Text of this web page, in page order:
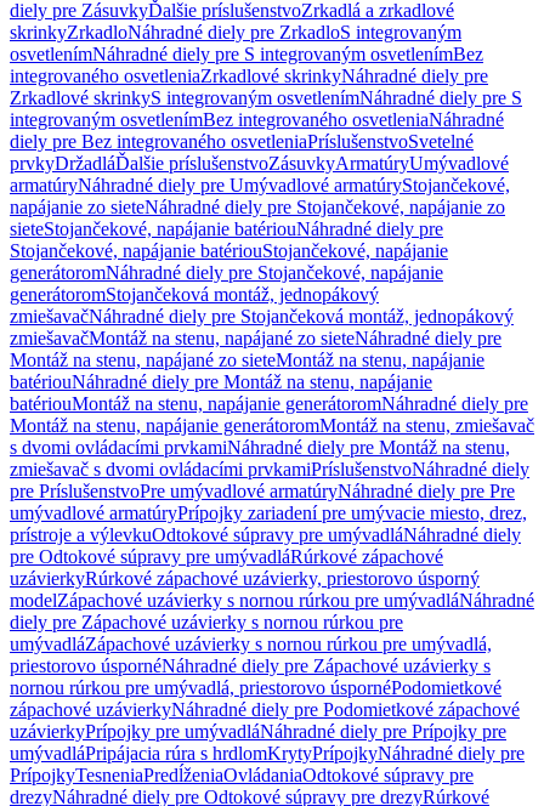
diely pre ZásuvkyĎalšie príslušenstvoZrkadlá a zrkadlové
skrinkyZrkadloNáhradné diely pre ZrkadloS integrovaným
osvetlenímNáhradné diely pre S integrovaným osvetlenímBez
integrovaného osvetleniaZrkadlové skrinkyNáhradné diely pre
Zrkadlové skrinkyS integrovaným osvetlenímNáhradné diely pre S
integrovaným osvetlenímBez integrovaného osvetleniaNáhradné
diely pre Bez integrovaného osvetleniaPríslušenstvoSvetelné
prvkyDržadláĎalšie príslušenstvoZásuvkyArmatúryUmývadlové
armatúryNáhradné diely pre Umývadlové armatúryStojančekové,
napájanie zo sieteNáhradné diely pre Stojančekové, napájanie zo
sieteStojančekové, napájanie batériouNáhradné diely pre
Stojančekové, napájanie batériouStojančekové, napájanie
generátoromNáhradné diely pre Stojančekové, napájanie
generátoromStojančeková montáž, jednopákový
zmiešavačNáhradné diely pre Stojančeková montáž, jednopákový
zmiešavačMontáž na stenu, napájané zo sieteNáhradné diely pre
Montáž na stenu, napájané zo sieteMontáž na stenu, napájanie
batériouNáhradné diely pre Montáž na stenu, napájanie
batériouMontáž na stenu, napájanie generátoromNáhradné diely pre
Montáž na stenu, napájanie generátoromMontáž na stenu, zmiešavač
s dvomi ovládacími prvkamiNáhradné diely pre Montáž na stenu,
zmiešavač s dvomi ovládacími prvkamiPríslušenstvoNáhradné diely
pre PríslušenstvoPre umývadlové armatúryNáhradné diely pre Pre
umývadlové armatúryPrípojky zariadení pre umývacie miesto, drez,
prístroje a výlevkuOdtokové súpravy pre umývadláNáhradné diely
pre Odtokové súpravy pre umývadláRúrkové zápachové
uzávierkyRúrkové zápachové uzávierky, priestorovo úsporný
modelZápachové uzávierky s nornou rúrkou pre umývadláNáhradné
diely pre Zápachové uzávierky s nornou rúrkou pre
umývadláZápachové uzávierky s nornou rúrkou pre umývadlá,
priestorovo úspornéNáhradné diely pre Zápachové uzávierky s
nornou rúrkou pre umývadlá, priestorovo úspornéPodomietkové
zápachové uzávierkyNáhradné diely pre Podomietkové zápachové
uzávierkyPrípojky pre umývadláNáhradné diely pre Prípojky pre
umývadláPripájacia rúra s hrdlomKrytyPrípojkyNáhradné diely pre
PrípojkyTesneniaPredĺženiaOvládaniaOdtokové súpravy pre
drezyNáhradné diely pre Odtokové súpravy pre drezyRúrkové